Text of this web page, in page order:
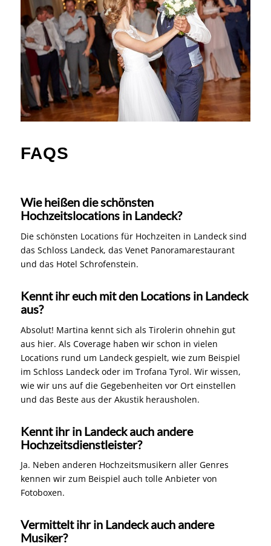
FAQS
Wie heißen die schönsten
Hochzeitslocations in Landeck?
Die schönsten Locations für Hochzeiten in Landeck sind
das Schloss Landeck, das Venet Panoramarestaurant
und das Hotel Schrofenstein.
Kennt ihr euch mit den Locations in Landeck
aus?
Absolut! Martina kennt sich als Tirolerin ohnehin gut
aus hier. Als Coverage haben wir schon in vielen
Locations rund um Landeck gespielt, wie zum Beispiel
im Schloss Landeck oder im Trofana Tyrol. Wir wissen,
wie wir uns auf die Gegebenheiten vor Ort einstellen
und das Beste aus der Akustik herausholen.
Kennt ihr in Landeck auch andere
Hochzeitsdienstleister?
Ja. Neben anderen Hochzeitsmusikern aller Genres
kennen wir zum Beispiel auch tolle Anbieter von
Fotoboxen.
Vermittelt ihr in Landeck auch andere
Musiker?